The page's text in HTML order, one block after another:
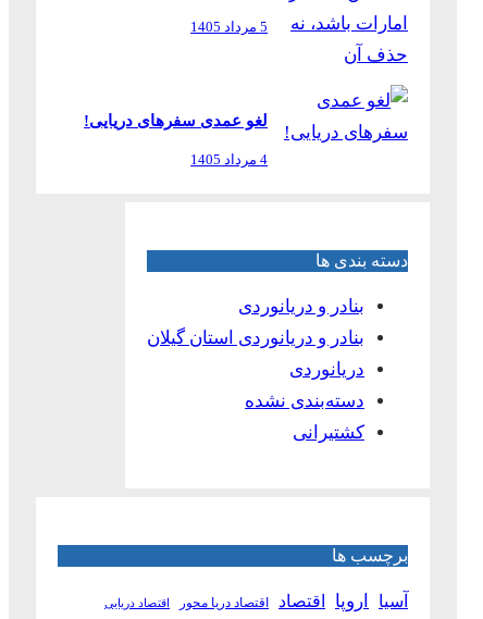
5 مرداد 1405
لغو عمدی سفرهای دریایی!
4 مرداد 1405
دسته بندی ها
بنادر و دریانوردی
بنادر و دریانوردی استان گیلان
دریانوردی
دسته‌بندی نشده
کشتیرانی
برچسب ها
آسیا اروپا اقتصاد اقتصاد دریا محور اقتصاد دریایی